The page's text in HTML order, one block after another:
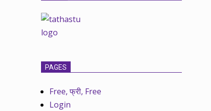
PAGES
Free, फ्री, Free
Login